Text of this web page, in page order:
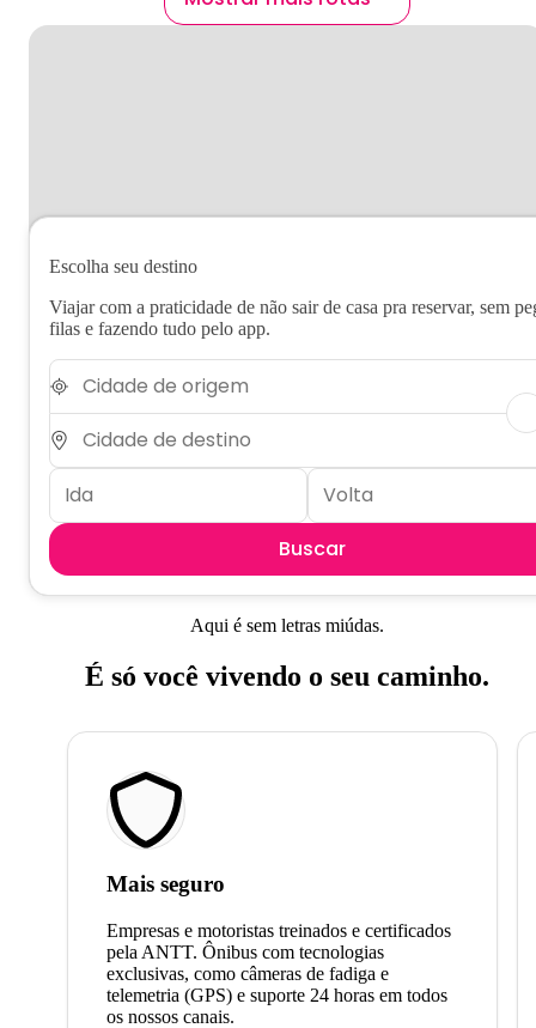
Escolha seu destino
Viajar com a praticidade de não sair de casa pra reservar, sem
filas e fazendo tudo pelo app.
Buscar
Aqui é sem letras miúdas.
É só você vivendo o seu caminho.
Mais seguro
Empresas e motoristas treinados e certificados
pela ANTT. Ônibus com tecnologias
exclusivas, como câmeras de fadiga e
telemetria (GPS) e suporte 24 horas em todos
os nossos canais.